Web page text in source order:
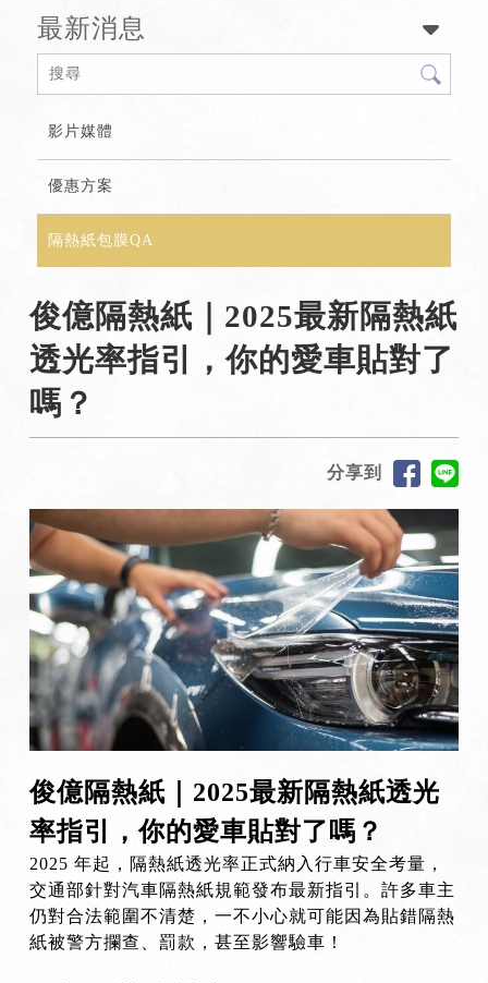
最新消息
影片媒體
優惠方案
隔熱紙包膜QA
俊億隔熱紙｜2025最新隔熱紙
透光率指引，你的愛車貼對了
嗎？
分享到
俊億隔熱紙｜2025最新隔熱紙透光
率指引，你的愛車貼對了嗎？
2025 年起，隔熱紙透光率正式納入行車安全考量，
交通部針對汽車隔熱紙規範發布最新指引。許多車主
仍對合法範圍不清楚，一不小心就可能因為貼錯隔熱
紙被警方攔查、罰款，甚至影響驗車！